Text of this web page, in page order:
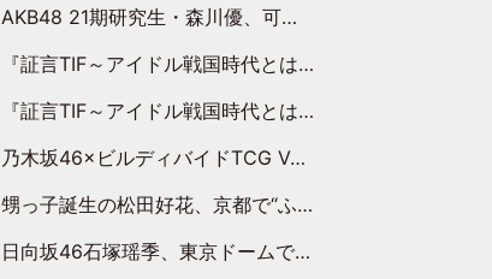
AKB48 21期研究生・森川優、可愛さもある大人の女性に
『証言TIF～アイドル戦国時代とはなんだったのか～』第11回：私立恵比寿中学・真山りか×安本彩花「TIFで10年ぶりのキョンシーメイクをしたら、場を完全に引かせてしまって。時代が変わったんだなって」
『証言TIF～アイドル戦国時代とはなんだったのか～』第10回：さくら学院・武藤彩未×飯田らうら「正直、中3で辞めるというのを信じてなくて。そう言われてはいたけど、嘘でしょって」
乃木坂46×ビルディバイドTCG Vol.2公開 賀喜遥香＆田村真佑が『京まふ』ステージに登壇
甥っ子誕生の松田好花、京都で“ふたつの家族”をはしご！ “母”黒谷友香に見送られ、“父”松岡昌宏とはハシゴ酒
日向坂46石塚瑶季、東京ドームで“観戦バレ”！ ナイツ・塙も認めた「巨人に詳しすぎるアイドル」は元VENUSスクール生で杉内コーチ推し⁉